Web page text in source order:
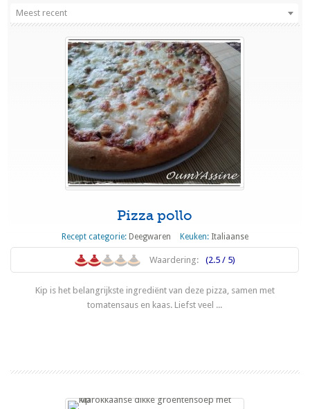
Meest recent
Pizza pollo
Recept categorie: Deegwaren Keuken: Italiaanse
Waardering: (2.5 / 5)
Kip is het belangrijkste ingrediënt van deze pizza, samen met
tomatensaus en kaas. Liefst veel ...